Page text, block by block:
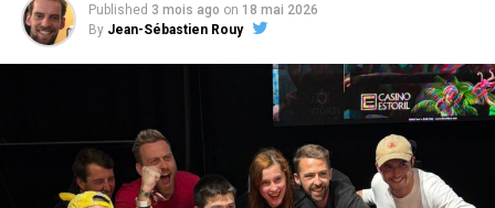
Published 3 mois ago on 18 mai 2026
By Jean-Sébastien Rouy